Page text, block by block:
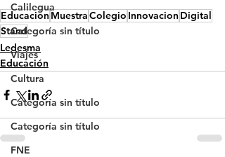
Calilegua
Categoría sin título
Viajes
Cultura
Categoría sin título
Categoría sin título
FNE
Educacion MuestraColegio Innovacion Digital
Stand
Ledesma
Educación